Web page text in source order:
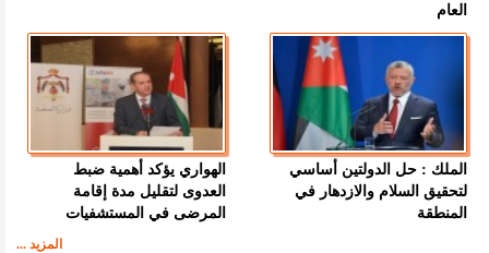
العام
الملك : حل الدولتين أساسي
لتحقيق السلام والازدهار في
المنطقة
الهواري يؤكد أهمية ضبط
العدوى لتقليل مدة إقامة
المرضى في المستشفيات
المزيد ...